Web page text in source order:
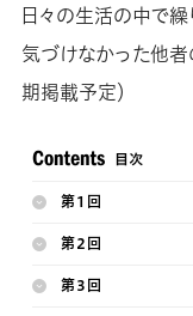
日々の生活の中で繰
気づけなかった他者
期掲載予定）
第１回
第２回
第３回